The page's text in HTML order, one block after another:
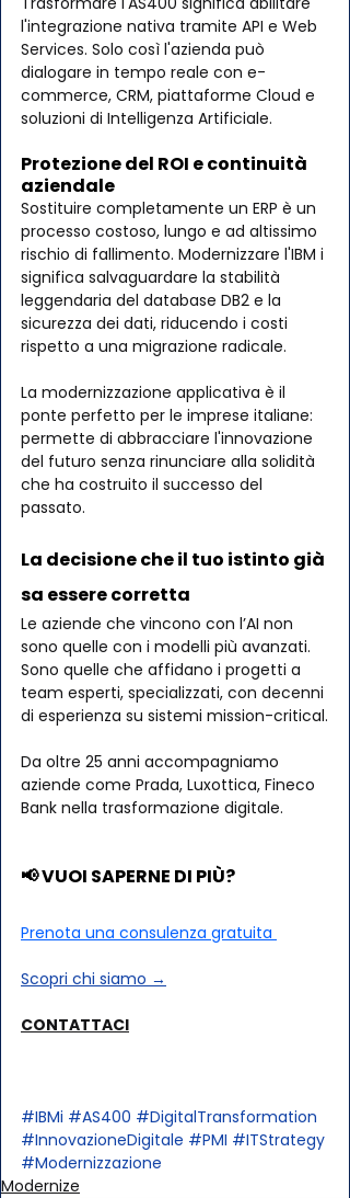
l'integrazione nativa tramite API e Web
Services. Solo così l'azienda può
dialogare in tempo reale con e-
commerce, CRM, piattaforme Cloud e
soluzioni di Intelligenza Artificiale.
Protezione del ROI e continuità
aziendale
Sostituire completamente un ERP è un
processo costoso, lungo e ad altissimo
rischio di fallimento. Modernizzare l'IBM i
significa salvaguardare la stabilità
leggendaria del database DB2 e la
sicurezza dei dati, riducendo i costi
rispetto a una migrazione radicale.
La modernizzazione applicativa è il
ponte perfetto per le imprese italiane:
permette di abbracciare l'innovazione
del futuro senza rinunciare alla solidità
che ha costruito il successo del
passato.
La decisione che il tuo istinto già
sa essere corretta
Le aziende che vincono con l’AI non
sono quelle con i modelli più avanzati.
Sono quelle che affidano i progetti a
team esperti, specializzati, con decenni
di esperienza su sistemi mission-critical.
Da oltre 25 anni accompagniamo
aziende come Prada, Luxottica, Fineco
Bank nella trasformazione digitale.
📢 VUOI SAPERNE DI PIÙ?
Prenota una consulenza gratuita
Scopri chi siamo →
CONTATTACI
#IBMi #AS400 #DigitalTransformation
#InnovazioneDigitale #PMI #ITStrategy
#Modernizzazione
Modernize